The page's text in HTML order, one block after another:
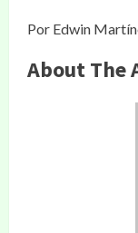
Por Edwin
About The